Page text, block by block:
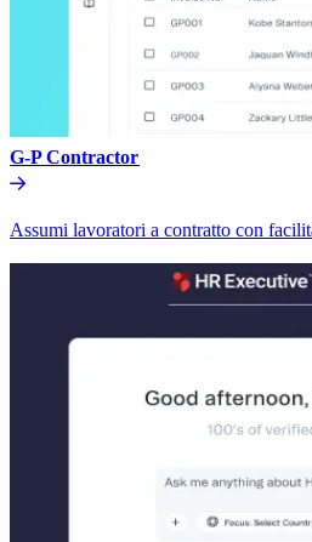
G-P Contractor​​
Assumi lavoratori a contratto con